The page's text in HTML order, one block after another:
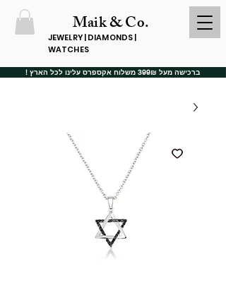
Maik & Co.
JEWELRY | DIAMONDS |
WATCHES
ברכישה מעל 399₪ משלוח אקספרס עלינו לכל הארץ !